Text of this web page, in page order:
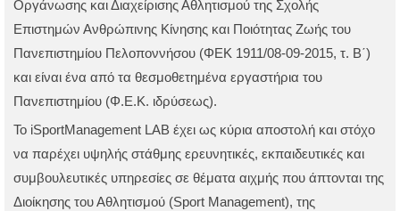
Οργάνωσης και Διαχείρισης Αθλητισμού της Σχολής
Επιστημών Ανθρώπινης Κίνησης και Ποιότητας Ζωής του
Πανεπιστημίου Πελοποννήσου (ΦΕΚ 1911/08-09-2015, τ. Β΄)
και είναι ένα από τα θεσμοθετημένα εργαστήρια του
Πανεπιστημίου (Φ.Ε.Κ. ιδρύσεως).
Το iSportManagement LAB έχει ως κύρια αποστολή και στόχο
να παρέχει υψηλής στάθμης ερευνητικές, εκπαιδευτικές και
συμβουλευτικές υπηρεσίες σε θέματα αιχμής που άπτονται της
Διοίκησης του Αθλητισμού (Sport Management), της